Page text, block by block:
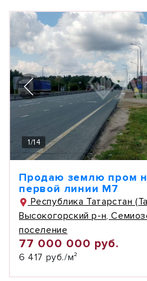
1/14
Продаю землю пром
первой линии М7
Республика Татарстан
Высокогорский р-н,
поселение
77 000 000 руб.
6 417 руб./м²